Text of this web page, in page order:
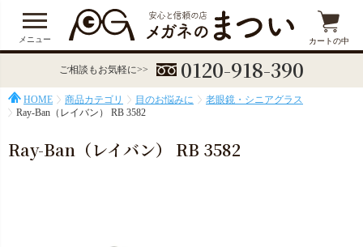
メニュー カートの中
ご相談もお気軽に>> 0120-918-390
HOME 商品カテゴリ 目のお悩みに
老眼鏡・シニアグラス
Ray-Ban（レイバン） RB 3582
Ray-Ban（レイバン） RB 3582